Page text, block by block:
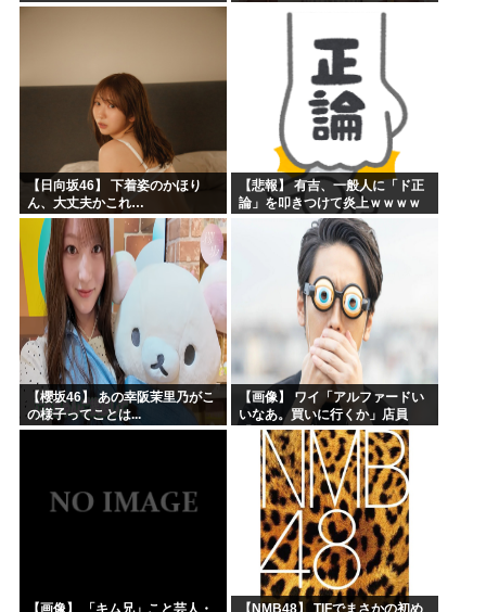
【日向坂46】 下着姿のかほり
ん、大丈夫かこれ…
【悲報】 有吉、一般人に「ド正
論」を叩きつけて炎上ｗｗｗｗ
【櫻坂46】 あの幸阪茉里乃がこ
の様子ってことは...
【画像】 ワイ「アルファードい
いなあ。買いに行くか」店員
「ほいっ見積もりな！」ワイ
「金額おかしくね？」←お前ら
もそう思うよな？？？？？
【画像】 「キム兄」こと芸人・ 【NMB48】 TIFでまさかの初め